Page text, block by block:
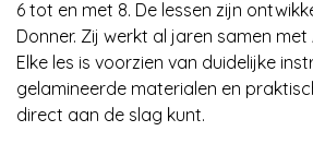
6 tot en met 8. De lessen zijn
Donner. Zij werkt al jaren samen met
Elke les is voorzien van duidelijke
gelamineerde materialen en
direct aan de slag kunt.